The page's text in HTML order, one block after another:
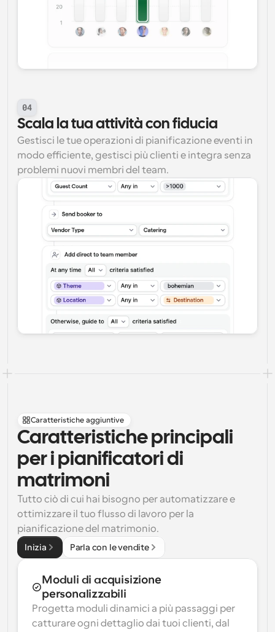
04
Scala la tua attività con fiducia
Gestisci le tue operazioni di pianificazione eventi in
modo efficiente, gestisci più clienti e integra senza
problemi nuovi membri del team.
Caratteristiche aggiuntive
Caratteristiche principali
per i pianificatori di
matrimoni
Tutto ciò di cui hai bisogno per automatizzare e
ottimizzare il tuo flusso di lavoro per la
pianificazione del matrimonio.
Inizia Parla con le vendite
Moduli di acquisizione
personalizzabili
Progetta moduli dinamici a più passaggi per
catturare ogni dettaglio dai tuoi clienti, dal